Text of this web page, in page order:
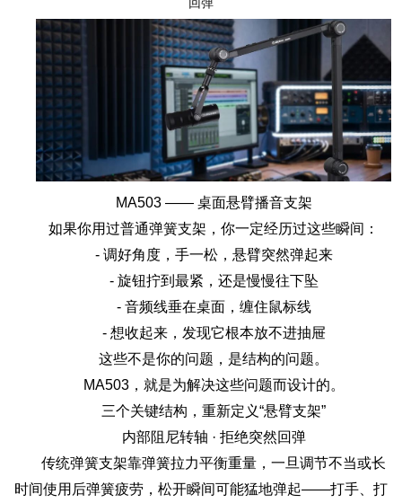
回弹
MA503 —— 桌面悬臂播音支架
如果你用过普通弹簧支架，你一定经历过这些瞬间：
- 调好角度，手一松，悬臂突然弹起来
- 旋钮拧到最紧，还是慢慢往下坠
- 音频线垂在桌面，缠住鼠标线
- 想收起来，发现它根本放不进抽屉
这些不是你的问题，是结构的问题。
MA503，就是为解决这些问题而设计的。
三个关键结构，重新定义“悬臂支架”
内部阻尼转轴 · 拒绝突然回弹
传统弹簧支架靠弹簧拉力平衡重量，一旦调节不当或长
时间使用后弹簧疲劳，松开瞬间可能猛地弹起——打手、打